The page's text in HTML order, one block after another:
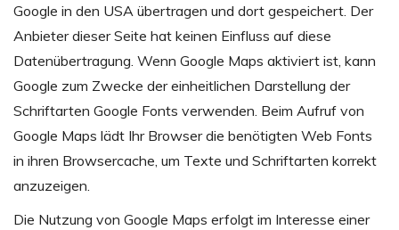
Google in den USA übertragen und dort gespeichert. Der
Anbieter dieser Seite hat keinen Einfluss auf diese
Datenübertragung. Wenn Google Maps aktiviert ist, kann
Google zum Zwecke der einheitlichen Darstellung der
Schriftarten Google Fonts verwenden. Beim Aufruf von
Google Maps lädt Ihr Browser die benötigten Web Fonts
in ihren Browsercache, um Texte und Schriftarten korrekt
anzuzeigen.
Die Nutzung von Google Maps erfolgt im Interesse einer